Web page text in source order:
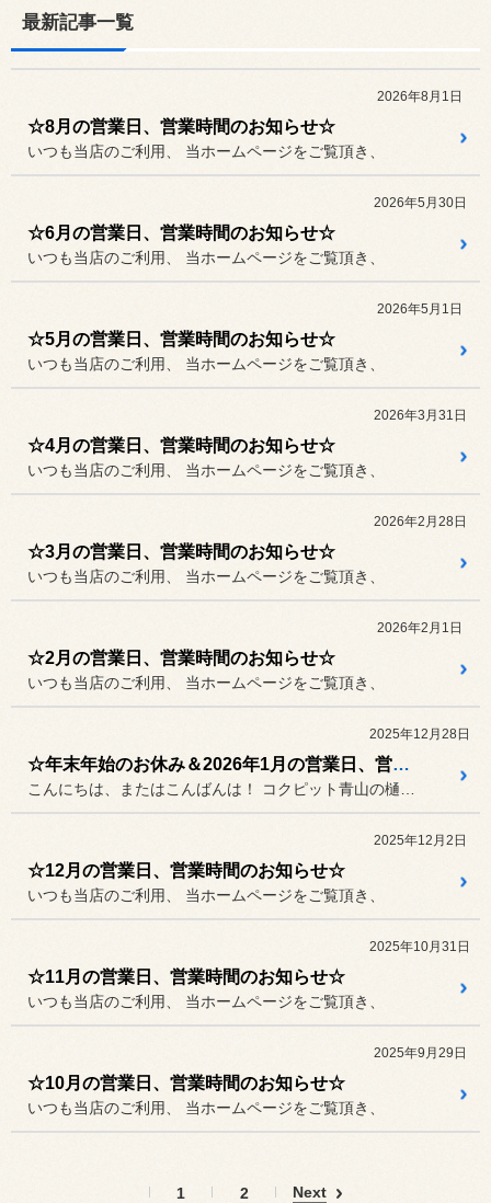
最新記事一覧
2026年8月1日
☆8月の営業日、営業時間のお知らせ☆
いつも当店のご利用、 当ホームページをご覧頂き、
2026年5月30日
☆6月の営業日、営業時間のお知らせ☆
いつも当店のご利用、 当ホームページをご覧頂き、
2026年5月1日
☆5月の営業日、営業時間のお知らせ☆
いつも当店のご利用、 当ホームページをご覧頂き、
2026年3月31日
☆4月の営業日、営業時間のお知らせ☆
いつも当店のご利用、 当ホームページをご覧頂き、
2026年2月28日
☆3月の営業日、営業時間のお知らせ☆
いつも当店のご利用、 当ホームページをご覧頂き、
2026年2月1日
☆2月の営業日、営業時間のお知らせ☆
いつも当店のご利用、 当ホームページをご覧頂き、
2025年12月28日
☆年末年始のお休み＆2026年1月の営業日、営業時間のお知らせ
2025年12月2日
☆12月の営業日、営業時間のお知らせ☆
いつも当店のご利用、 当ホームページをご覧頂き、
2025年10月31日
☆11月の営業日、営業時間のお知らせ☆
いつも当店のご利用、 当ホームページをご覧頂き、
2025年9月29日
☆10月の営業日、営業時間のお知らせ☆
いつも当店のご利用、 当ホームページをご覧頂き、
1 2 Next